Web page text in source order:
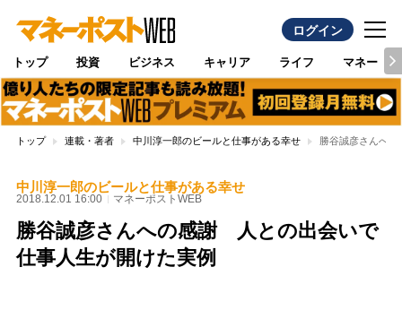
ログイン
トップ 投資 ビジネス キャリア ライフ マネー
トップ 連載・著者 中川淳一郎のビールと仕事がある幸せ 勝谷誠彦さんへ
中川淳一郎のビールと仕事がある幸せ
2018.12.01 16:00 マネーポストWEB
勝谷誠彦さんへの感謝 人との出会いで
仕事人生が開けた実例